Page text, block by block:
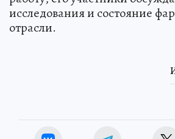
исследования и состояние
отрасли.